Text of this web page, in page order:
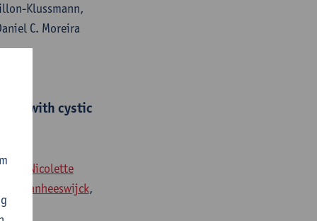
Klussmann,
C. Moreira
with cystic
Nicolette
Vanheeswijck,